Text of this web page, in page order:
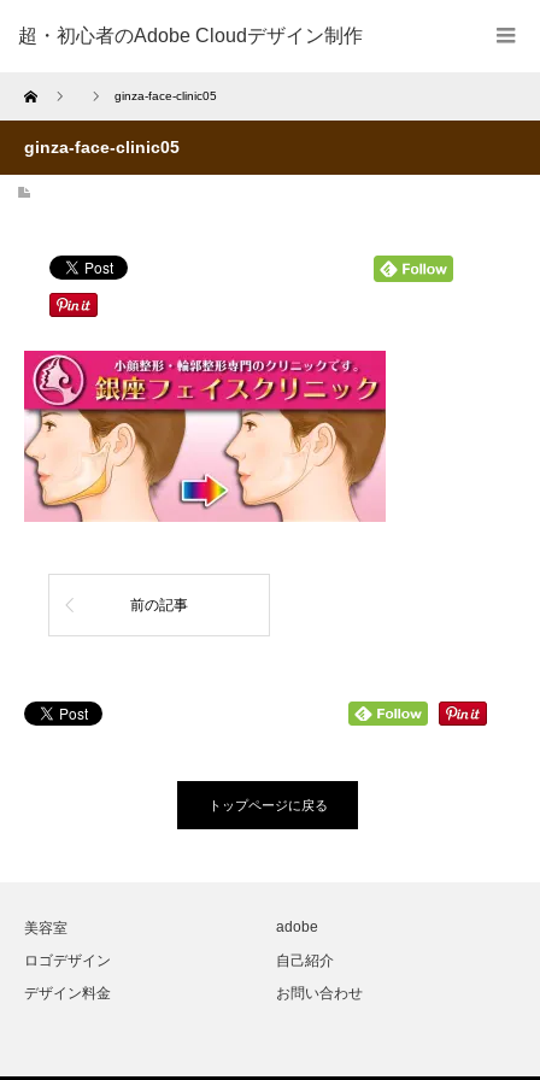
超・初心者のAdobe Cloudデザイン制作
Home ginza-face-clinic05
ginza-face-clinic05
前の記事
トップページに戻る
美容室
adobe
ロゴデザイン
自己紹介
デザイン料金
お問い合わせ